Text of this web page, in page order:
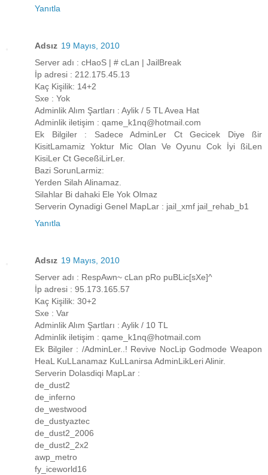
Yanıtla
Adsız 19 Mayıs, 2010
Server adı : cHaoS | # cLan | JailBreak
İp adresi : 212.175.45.13
Kaç Kişilik: 14+2
Sxe : Yok
Adminlik Alım Şartları : Aylik / 5 TL Avea Hat
Adminlik iletişim : qame_k1nq@hotmail.com
Ek Bilgiler : Sadece AdminLer Ct Gecicek Diye ßir
KisitLamamiz Yoktur Mic Olan Ve Oyunu Cok İyi ßiLen
KisiLer Ct GeceßiLirLer.
Bazi SorunLarmiz:
Yerden Silah Alinamaz.
Silahlar Bi dahaki Ele Yok Olmaz
Serverin Oynadigi Genel MapLar : jail_xmf jail_rehab_b1
Yanıtla
Adsız 19 Mayıs, 2010
Server adı : RespAwn~ cLan pRo puBLic[sXe]^
İp adresi : 95.173.165.57
Kaç Kişilik: 30+2
Sxe : Var
Adminlik Alım Şartları : Aylik / 10 TL
Adminlik iletişim : qame_k1nq@hotmail.com
Ek Bilgiler : /AdminLer..! Revive NocLip Godmode Weapon
HeaL KuLLanamaz KuLLanirsa AdminLikLeri Alinir.
Serverin Dolasdiqi MapLar :
de_dust2
de_inferno
de_westwood
de_dustyaztec
de_dust2_2006
de_dust2_2x2
awp_metro
fy_iceworld16